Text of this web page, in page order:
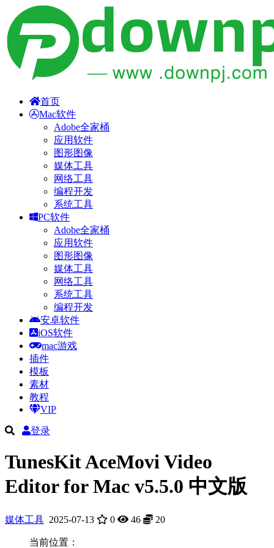
首页
Mac软件
Adobe全家桶
应用软件
图形图像
媒体工具
网络工具
编程开发
系统工具
PC软件
Adobe全家桶
应用软件
图形图像
媒体工具
网络工具
系统工具
编程开发
安卓软件
iOS软件
mac游戏
插件
模板
素材
教程
VIP
登录
TunesKit AceMovi Video
Editor for Mac v5.5.0 中文版
媒体工具 2025-07-13 0 46 20
当前位置：